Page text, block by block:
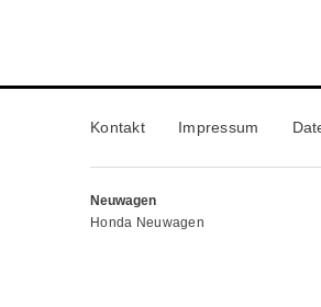
Kontakt Impressum
Neuwagen
Honda Neuwagen